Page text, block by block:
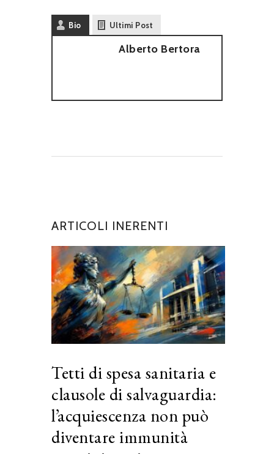
Bio Ultimi Post
Alberto Bertora
ARTICOLI INERENTI
Tetti di spesa sanitaria e
clausole di salvaguardia:
l’acquiescenza non può
diventare immunità